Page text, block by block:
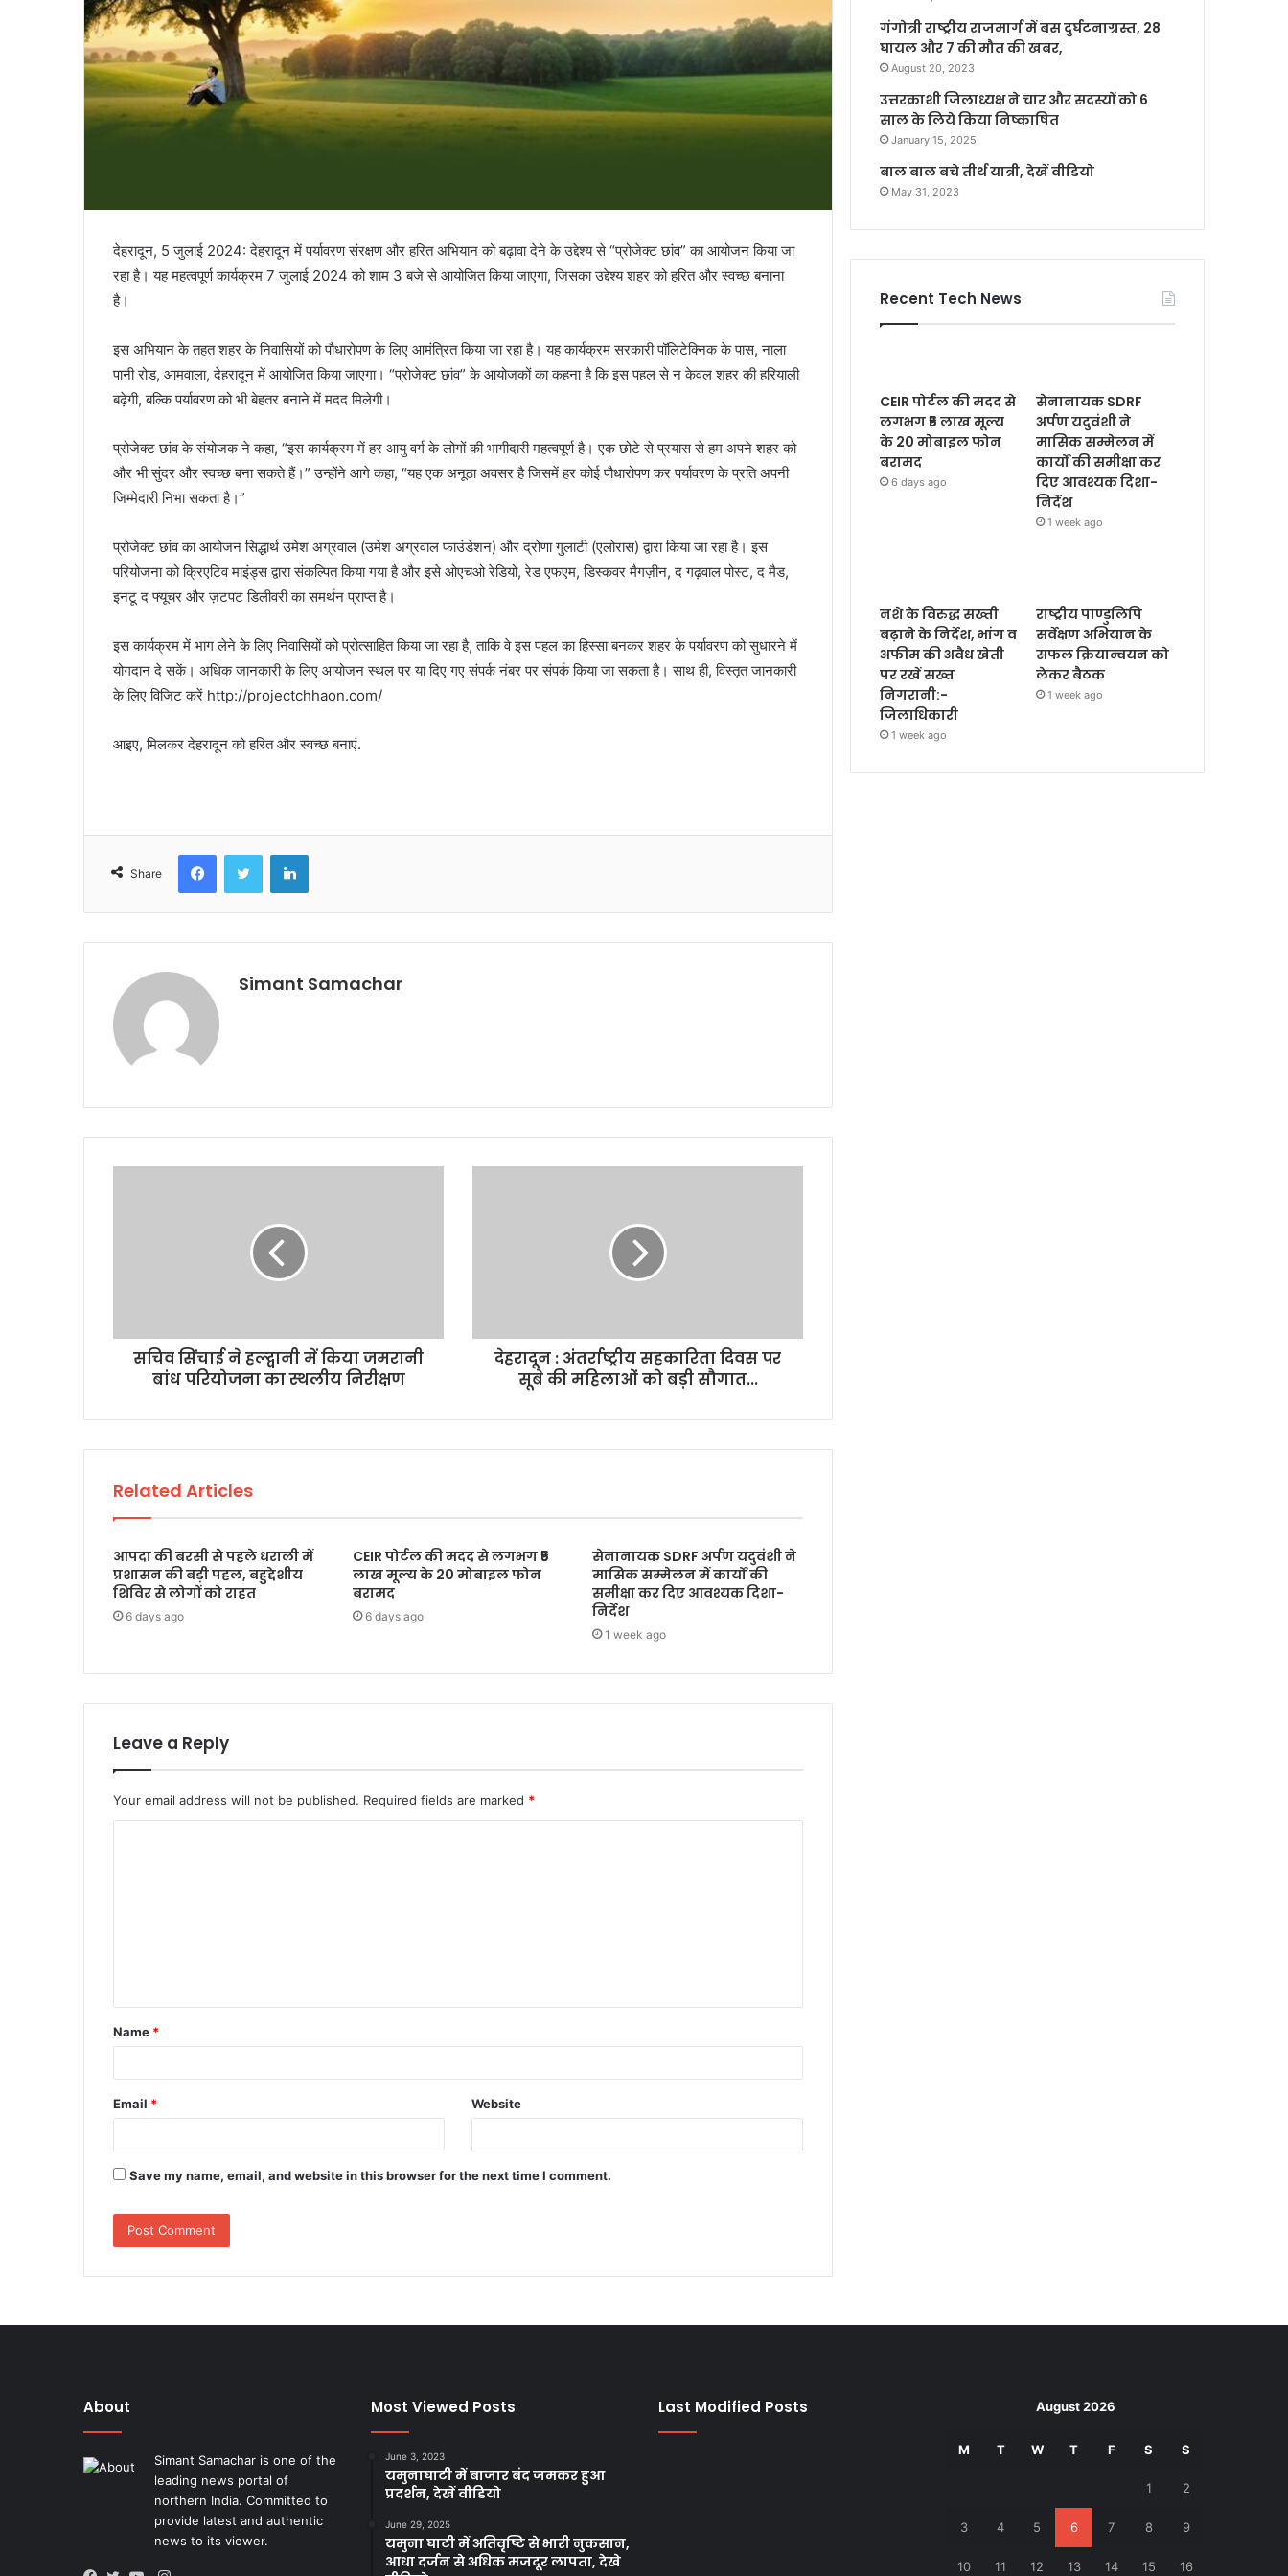
देहरादून, 5 जुलाई 2024: देहरादून में पर्यावरण संरक्षण और हरित अभियान को बढ़ावा देने के उद्देश्य से “प्रोजेक्ट छांव” का आयोजन किया जा
रहा है। यह महत्वपूर्ण कार्यक्रम 7 जुलाई 2024 को शाम 3 बजे से आयोजित किया जाएगा, जिसका उद्देश्य शहर को हरित और स्वच्छ बनाना
है।
इस अभियान के तहत शहर के निवासियों को पौधारोपण के लिए आमंत्रित किया जा रहा है। यह कार्यक्रम सरकारी पॉलिटेक्निक के पास, नाला
पानी रोड, आमवाला, देहरादून में आयोजित किया जाएगा। “प्रोजेक्ट छांव” के आयोजकों का कहना है कि इस पहल से न केवल शहर की हरियाली
बढ़ेगी, बल्कि पर्यावरण को भी बेहतर बनाने में मदद मिलेगी।
प्रोजेक्ट छांव के संयोजक ने कहा, “इस कार्यक्रम में हर आयु वर्ग के लोगों की भागीदारी महत्वपूर्ण है। एक छोटे से प्रयास से हम अपने शहर को
और भी सुंदर और स्वच्छ बना सकते हैं।” उन्होंने आगे कहा, “यह एक अनूठा अवसर है जिसमें हर कोई पौधारोपण कर पर्यावरण के प्रति अपनी
जिम्मेदारी निभा सकता है।”
प्रोजेक्ट छांव का आयोजन सिद्धार्थ उमेश अग्रवाल (उमेश अग्रवाल फाउंडेशन) और द्रोणा गुलाटी (एलोरास) द्वारा किया जा रहा है। इस
परियोजना को क्रिएटिव माइंड्स द्वारा संकल्पित किया गया है और इसे ओएचओ रेडियो, रेड एफएम, डिस्कवर मैगज़ीन, द गढ़वाल पोस्ट, द मैड,
इनटू द फ्यूचर और ज़टपट डिलीवरी का समर्थन प्राप्त है।
इस कार्यक्रम में भाग लेने के लिए निवासियों को प्रोत्साहित किया जा रहा है, ताकि वे इस पहल का हिस्सा बनकर शहर के पर्यावरण को सुधारने में
योगदान दे सकें। अधिक जानकारी के लिए आयोजन स्थल पर या दिए गए संपर्क नंबर पर संपर्क किया जा सकता है। साथ ही, विस्तृत जानकारी
के लिए विजिट करें http://projectchhaon.com/
आइए, मिलकर देहरादून को हरित और स्वच्छ बनाएं.
Share
Simant Samachar
सचिव सिंचाई ने हल्द्वानी में किया जमरानी
बांध परियोजना का स्थलीय निरीक्षण
देहरादून : अंतर्राष्ट्रीय सहकारिता दिवस पर
सूबे की महिलाओं को बड़ी सौगात...
Related Articles
आपदा की बरसी से पहले धराली में
प्रशासन की बड़ी पहल, बहुद्देशीय
शिविर से लोगों को राहत
6 days ago
CEIR पोर्टल की मदद से लगभग ₹5
लाख मूल्य के 20 मोबाइल फोन
बरामद
6 days ago
सेनानायक SDRF अर्पण यदुवंशी ने
मासिक सम्मेलन में कार्यों की
समीक्षा कर दिए आवश्यक दिशा-
निर्देश
1 week ago
Leave a Reply
Your email address will not be published. Required fields are marked *
t
*
Name *
Email * Website
Save my name, email, and website in this browser for the next time I comment.
गंगोत्री राष्ट्रीय राजमार्ग में बस दुर्घटनाग्रस्त, 28
घायल और 7 की मौत की खबर,
August 20, 2023
उत्तरकाशी जिलाध्यक्ष ने चार और सदस्यों को 6
साल के लिये किया निष्काषित
January 15, 2025
बाल बाल बचे तीर्थ यात्री, देखें वीडियो
May 31, 2023
Recent Tech News
CEIR पोर्टल की मदद से
लगभग ₹5 लाख मूल्य
के 20 मोबाइल फोन
बरामद
6 days ago
सेनानायक SDRF
अर्पण यदुवंशी ने
मासिक सम्मेलन में
कार्यों की समीक्षा कर
दिए आवश्यक दिशा-
निर्देश
1 week ago
नशे के विरुद्ध सख्ती
बढ़ाने के निर्देश, भांग व
अफीम की अवैध खेती
पर रखें सख्त
निगरानी:-
जिलाधिकारी
1 week ago
राष्ट्रीय पाण्डुलिपि
सर्वेक्षण अभियान के
सफल क्रियान्वयन को
लेकर बैठक
1 week ago
About
Simant Samachar is one of the
leading news portal of
northern India. Committed to
provide latest and authentic
news to its viewer.
Most Viewed Posts
June 3, 2023
यमुनाघाटी में बाजार बंद जमकर हुआ
प्रदर्शन, देखें वीडियो
June 29, 2025
यमुना घाटी में अतिवृष्टि से भारी नुकसान,
आधा दर्जन से अधिक मजदूर लापता, देखे
Last Modified Posts August 2026
M T W T F S S
1 2
3 4 5 6 7 8 9
10 11 12 13 14 15 16